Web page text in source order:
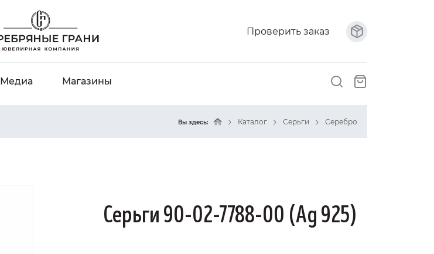
Проверить заказ
Медиа Магазины
Вы здесь: Каталог Серьги Серебро
Серьги 90-02-7788-00 (Ag 925)